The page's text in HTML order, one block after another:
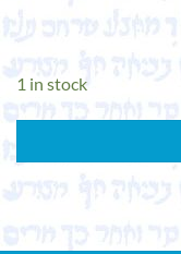
1 in stock